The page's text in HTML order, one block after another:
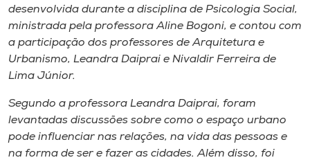
Store
Selecione
desenvolvida durante a disciplina de Psicologia Social,
ministrada pela professora Aline Bogoni, e contou com
a participação dos professores de Arquitetura e
Urbanismo, Leandra Daiprai e Nivaldir Ferreira de
Lima Júnior.
Segundo a professora Leandra Daiprai, foram
levantadas discussões sobre como o espaço urbano
pode influenciar nas relações, na vida das pessoas e
na forma de ser e fazer as cidades. Além disso, foi